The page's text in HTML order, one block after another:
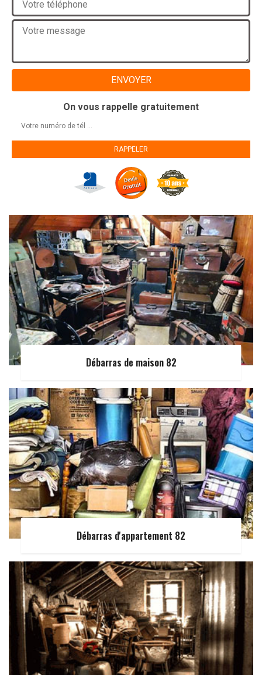
On vous rappelle gratuitement
Débarras de maison 82
Débarras d'appartement 82